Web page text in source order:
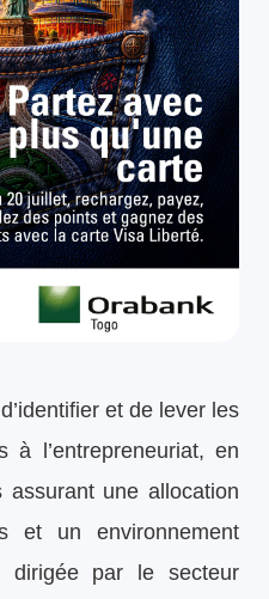
et de lever les
à l’entrepreneuriat, en
assurant une allocation
et un environnement
dirigée par le secteur